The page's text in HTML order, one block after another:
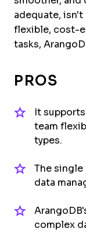
adequate, isn't
flexible, cost-
tasks,
PROS
It
team
types.
The single
data
complex